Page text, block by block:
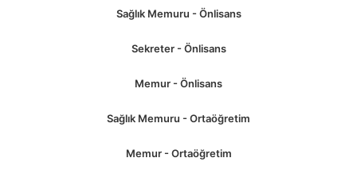
Sağlık Memuru - Önlisans
Sekreter - Önlisans
Memur - Önlisans
Sağlık Memuru - Ortaöğretim
Memur - Ortaöğretim